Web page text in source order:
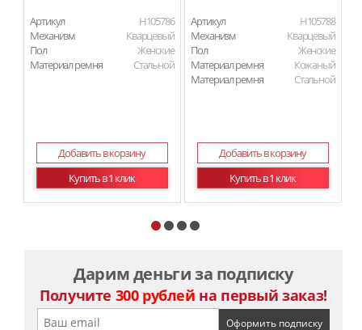
Артикул
H105786
Механизм
Кварцевый
Пол
Женские
Материал ремня
Стальной
Добавить в корзину
Купить в 1 клик
Артикул
H105788
Механизм
Кварцевый
Пол
Женские
Материал ремня
Кожаный
Материал ремня
Стальной
Добавить в корзину
Купить в 1 клик
Дарим деньги за подписку
Получите 300 рублей на первый заказ!